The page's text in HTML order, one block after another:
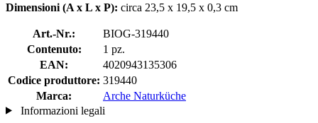
Dimensioni (A x L x P): circa 23,5 x 19,5 x 0,3 cm
Art.-Nr.:
BIOG-319440
Contenuto:
1 pz.
EAN:
4020943135306
Codice produttore: 319440
Marca:
Arche Naturküche
Informazioni legali